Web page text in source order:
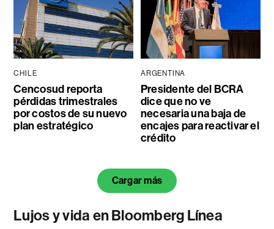
CHILE
Cencosud reporta
pérdidas trimestrales
por costos de su nuevo
plan estratégico
ARGENTINA
Presidente del BCRA
dice que no ve
necesaria una baja de
encajes para reactivar el
crédito
Cargar más
Lujos y vida en Bloomberg Línea